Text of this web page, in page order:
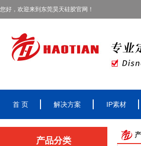
您好，欢迎来到东莞昊天硅胶官网！
首 页 解决方案 IP素材
产品分类